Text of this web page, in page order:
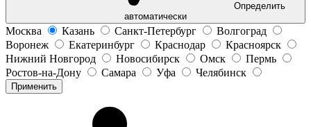
Определить
автоматически
Москва Казань Санкт-Петербург
Волгоград
Воронеж
Екатеринбург Краснодар
Красноярск
Нижний Новгород
Новосибирск Омск
Пермь
Ростов-на-Дону
Самара Уфа Челябинск
Применить